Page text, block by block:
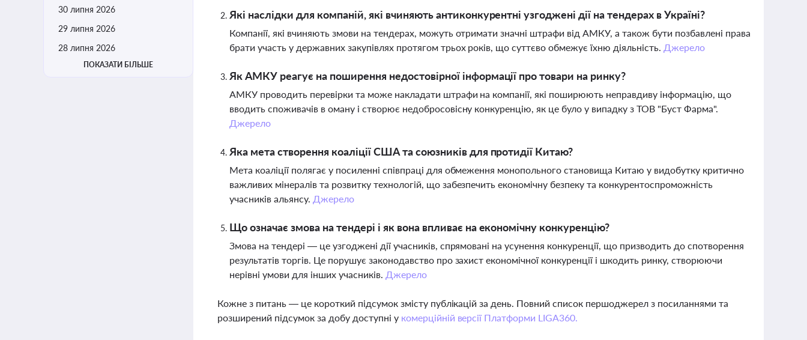
30 липня 2026
29 липня 2026
28 липня 2026
ПОКАЗАТИ БІЛЬШЕ
Які наслідки для компаній, які вчиняють антиконкурентні узгоджені дії на тендерах в Україні?
Компанії, які вчиняють змови на тендерах, можуть отримати значні штрафи від АМКУ, а також бути позбавлені права
брати участь у державних закупівлях протягом трьох років, що суттєво обмежує їхню діяльність. Джерело
Як АМКУ реагує на поширення недостовірної інформації про товари на ринку?
АМКУ проводить перевірки та може накладати штрафи на компанії, які поширюють неправдиву інформацію, що
вводить споживачів в оману і створює недобросовісну конкуренцію, як це було у випадку з ТОВ "Буст Фарма".
Джерело
Яка мета створення коаліції США та союзників для протидії Китаю?
Мета коаліції полягає у посиленні співпраці для обмеження монопольного становища Китаю у видобутку критично
важливих мінералів та розвитку технологій, що забезпечить економічну безпеку та конкурентоспроможність
учасників альянсу. Джерело
Що означає змова на тендері і як вона впливає на економічну конкуренцію?
Змова на тендері — це узгоджені дії учасників, спрямовані на усунення конкуренції, що призводить до спотворення
результатів торгів. Це порушує законодавство про захист економічної конкуренції і шкодить ринку, створюючи
нерівні умови для інших учасників. Джерело
Кожне з питань — це короткий підсумок змісту публікацій за день. Повний список першоджерел з посиланнями та
розширений підсумок за добу доступні у комерційній версії Платформи LIGA360.